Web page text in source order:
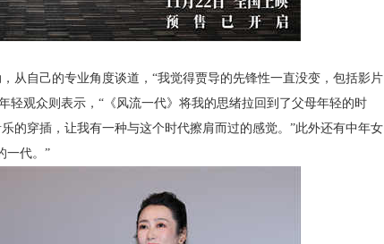
从自己的专业角度谈道，“我觉得贾导的先锋性一直没变，包括影片
轻观众则表示，“《风流一代》将我的思绪拉回到了父母年轻的时
的穿插，让我有一种与这个时代擦肩而过的感觉。”此外还有中年女
一代。”